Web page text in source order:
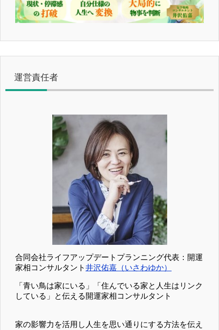
運営責任者
合同会社ライフアップデートプランニング代表：開運
家相コンサルタント 井沢佑嘉（いさわゆか）
「青い鳥は家にいる」「住んでいる家と人生はリンク
している」と伝える開運家相コンサルタント
家の影響力を活用し人生を思い通りにする方法を伝え